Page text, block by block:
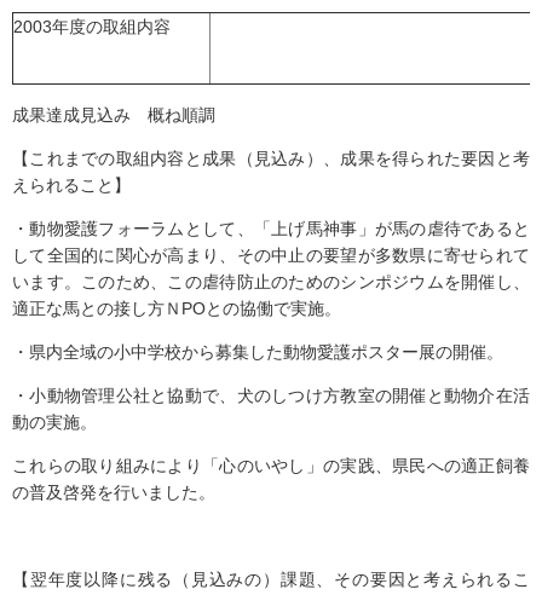
2003年度の取組内容
成果達成見込み 概ね順調
【これまでの取組内容と成果（見込み）、成果を得られた要因と考
えられること】
・動物愛護フォーラムとして、「上げ馬神事」が馬の虐待であると
して全国的に関心が高まり、その中止の要望が多数県に寄せられて
います。このため、この虐待防止のためのシンポジウムを開催し、
適正な馬との接し方ＮPOとの協働で実施。
・県内全域の小中学校から募集した動物愛護ポスター展の開催。
・小動物管理公社と協動で、犬のしつけ方教室の開催と動物介在活
動の実施。
これらの取り組みにより「心のいやし」の実践、県民への適正飼養
の普及啓発を行いました。
【翌年度以降に残る（見込みの）課題、その要因と考えられるこ